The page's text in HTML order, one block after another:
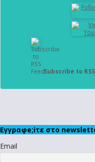
Subscribe to
Εγγραφe;iτε στο
Email